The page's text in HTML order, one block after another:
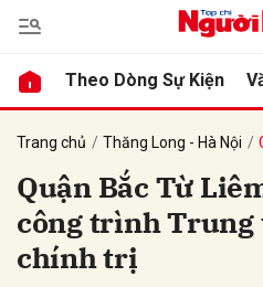
Theo Dòng Sự Kiện
Trang chủ Thăng Long - Hà Nội
Quận Bắc Từ
công trình Trung
chính trị
luận